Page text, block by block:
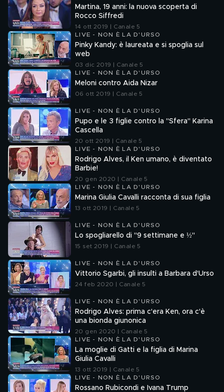
Martina, 19 anni: la nuova scoperta di
Rocco Siffredi
14 ott 2019 | Canale 5
LIVE - NON È LA D'URSO
Pinky Kandy: è laureata e si spoglia sul
web
03 dic 2019 | Canale 5
LIVE - NON È LA D'URSO
Meloni contro Aida Nizar
06 ott 2019 | Canale 5
LIVE - NON È LA D'URSO
Pupo e le 3 figlie contro la "Sfera" Karina
Cascella
20 ott 2019 | Canale 5
LIVE - NON È LA D'URSO
Rodrigo Alves, il Ken umano, è diventato
Barbie!
20 gen 2020 | Canale 5
LIVE - NON È LA D'URSO
Marina Giulia Cavalli racconta di sua figlia
13 ott 2019 | Canale 5
LIVE - NON È LA D'URSO
Lo spogliarello di "9 settimane e ½"
15 set 2019 | Canale 5
LIVE - NON È LA D'URSO
Vittorio Sgarbi, gli insulti a Barbara d'Urso
24 feb 2020 | Canale 5
LIVE - NON È LA D'URSO
Rodrigo Alves: prima c'era Ken, ora c'è
una bionda giunonica
20 gen 2020 | Canale 5
LIVE - NON È LA D'URSO
La moglie di Gatti e la figlia di Marina
Giulia Cavalli
13 ott 2019 | Canale 5
LIVE - NON È LA D'URSO
Rossano Rubicondi e Ivana Trump